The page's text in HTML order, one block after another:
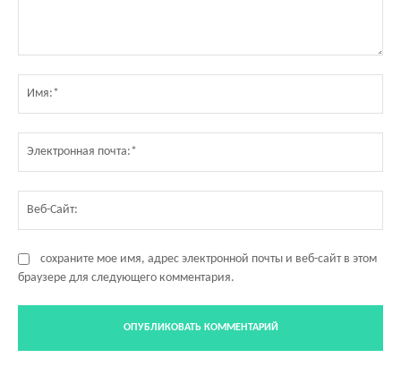
сохраните мое имя, адрес электронной почты и веб-сайт в этом
браузере для следующего комментария.